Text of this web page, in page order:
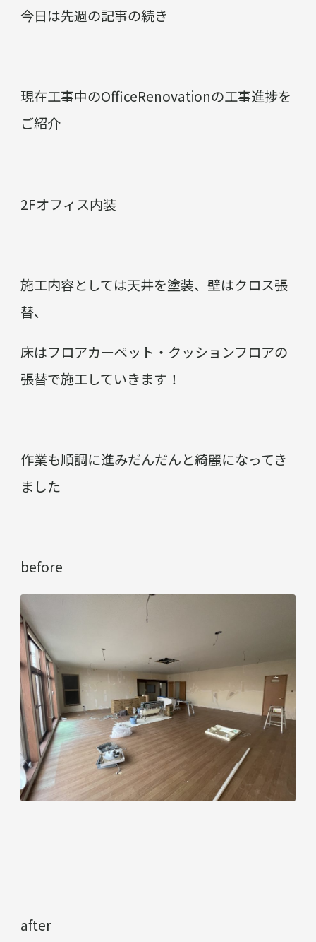
今日は先週の記事の続き
現在工事中のOfficeRenovationの工事進捗を
ご紹介
2Fオフィス内装
施工内容としては天井を塗装、壁はクロス張
替、
床はフロアカーペット・クッションフロアの
張替で施工していきます！
作業も順調に進みだんだんと綺麗になってき
ました
before
after